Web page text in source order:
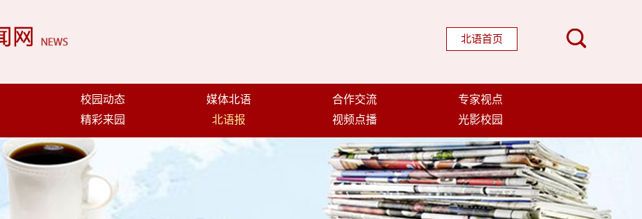
北语首页
校园动态 媒体北语 合作交流
专家视点
精彩来园 北语报 视频点播 光影校园